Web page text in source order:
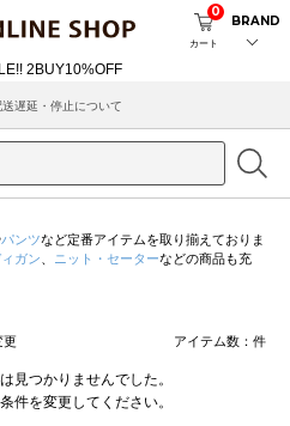
カート
0
BRAND
遅延・停止について
パンツなど定番アイテムを取り揃えておりま
ガン ニット・セーターなどの商品も充
更 アイテム数： 件
見つかりませんでした。
件を変更してください。